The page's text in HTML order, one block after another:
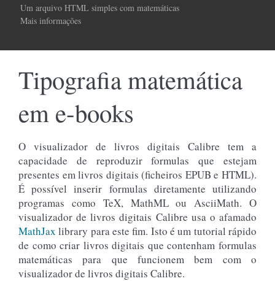
Um arquivo HTML simples com matemáticas
Mais informações
Tipografia matemática
em e-books
O visualizador de livros digitais Calibre tem a
capacidade de reproduzir formulas que estejam
presentes em livros digitais (ficheiros EPUB e HTML).
É possível inserir formulas diretamente utilizando
programas como TeX, MathML ou AsciiMath. O
visualizador de livros digitais Calibre usa o afamado
MathJax library para este fim. Isto é um tutorial rápido
de como criar livros digitais que contenham formulas
matemáticas para que funcionem bem com o
visualizador de livros digitais Calibre.